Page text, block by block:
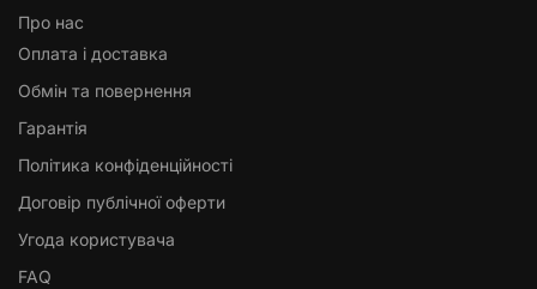
Про нас
Оплата і доставка
Обмін та повернення
Гарантія
Політика конфіденційності
Договір публічної оферти
Угода користувача
FAQ